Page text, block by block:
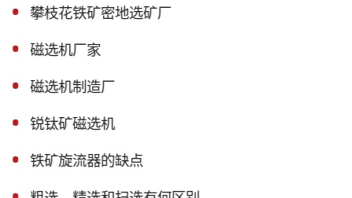
攀枝花铁矿密地选矿厂
磁选机厂家
磁选机制造厂
锐钛矿磁选机
铁矿旋流器的缺点